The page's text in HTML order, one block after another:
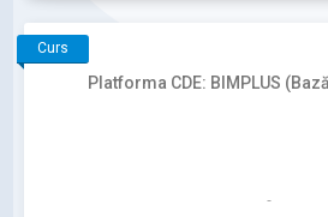
Curs
Platforma CDE: BIMPLUS